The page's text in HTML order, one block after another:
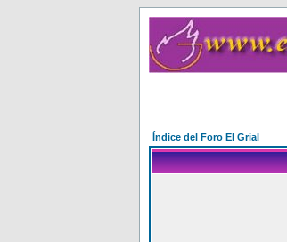
Índice del Foro El Grial